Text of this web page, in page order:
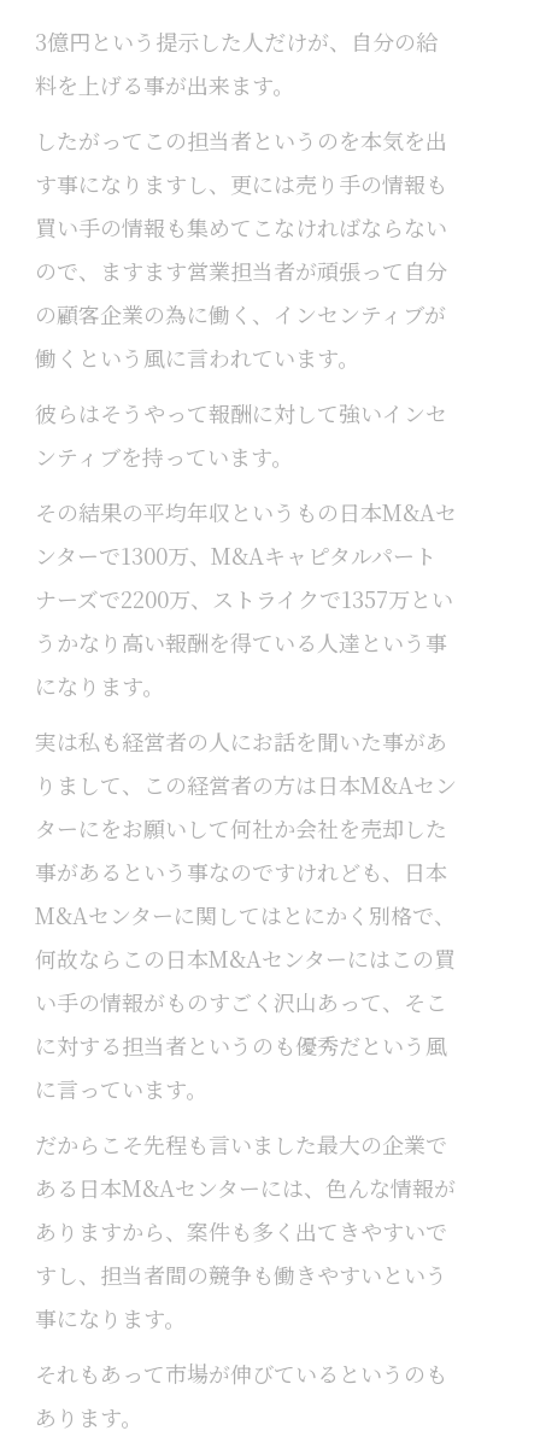
3億円という提示した人だけが、自分の給
料を上げる事が出来ます。
したがってこの担当者というのを本気を出
す事になりますし、更には売り手の情報も
買い手の情報も集めてこなければならない
ので、ますます営業担当者が頑張って自分
の顧客企業の為に働く、インセンティブが
働くという風に言われています。
彼らはそうやって報酬に対して強いインセ
ンティブを持っています。
その結果の平均年収というもの日本M&Aセ
ンターで1300万、M&Aキャピタルパート
ナーズで2200万、ストライクで1357万とい
うかなり高い報酬を得ている人達という事
になります。
実は私も経営者の人にお話を聞いた事があ
りまして、この経営者の方は日本M&Aセン
ターにをお願いして何社か会社を売却した
事があるという事なのですけれども、日本
M&Aセンターに関してはとにかく別格で、
何故ならこの日本M&Aセンターにはこの買
い手の情報がものすごく沢山あって、そこ
に対する担当者というのも優秀だという風
に言っています。
だからこそ先程も言いました最大の企業で
ある日本M&Aセンターには、色んな情報が
ありますから、案件も多く出てきやすいで
すし、担当者間の競争も働きやすいという
事になります。
それもあって市場が伸びているというのも
あります。